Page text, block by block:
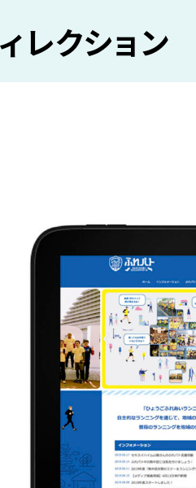
レクション